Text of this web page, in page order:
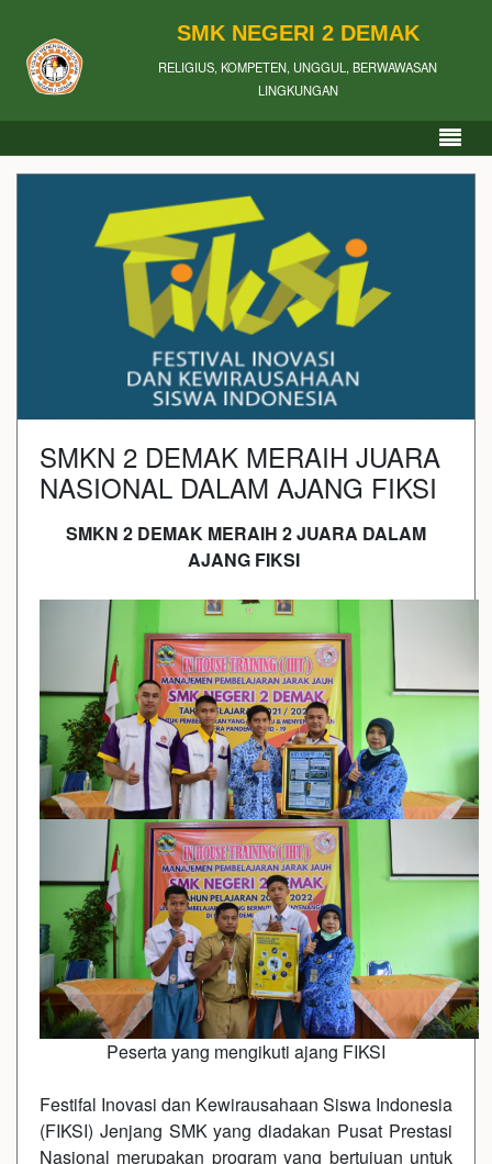
SMK NEGERI 2 DEMAK
RELIGIUS, KOMPETEN, UNGGUL, BERWAWASAN
LINGKUNGAN
SMKN 2 DEMAK MERAIH JUARA
NASIONAL DALAM AJANG FIKSI
SMKN 2 DEMAK MERAIH 2 JUARA DALAM
AJANG FIKSI
Peserta yang mengikuti ajang FIKSI
Festifal Inovasi dan Kewirausahaan Siswa Indonesia
(FIKSI) Jenjang SMK yang diadakan Pusat Prestasi
Nasional merupakan program yang bertujuan untuk